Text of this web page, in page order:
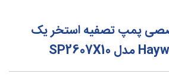
پمپ تصفیه استخر یک